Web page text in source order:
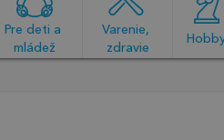
Pre deti a
mládež
Varenie,
zdravie